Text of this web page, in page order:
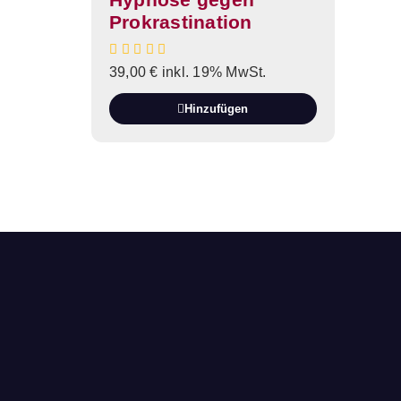
Prokrastination
39,00€ inkl. 19% MwSt.
Hinzufügen